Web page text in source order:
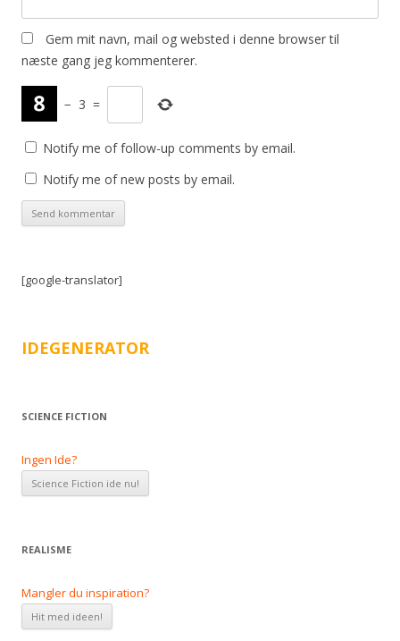
Gem mit navn, mail og websted i denne browser til
næste gang jeg kommenterer.
− 3 =
Notify me of follow-up comments by email.
Notify me of new posts by email.
[google-translator]
IDEGENERATOR
SCIENCE FICTION
Ingen Ide?
REALISME
Mangler du inspiration?